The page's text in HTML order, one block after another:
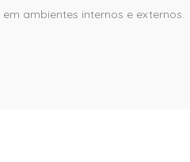
ambientes internos e externos.
Marca: Armacell| Modelo: